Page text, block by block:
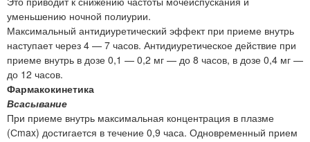
уменьшению ночной полиурии.
Максимальный антидиуретический эффект при приеме внутрь
наступает через 4 — 7 часов. Антидиуретическое действие при
приеме внутрь в дозе 0,1 — 0,2 мг — до 8 часов, в дозе 0,4 мг —
до 12 часов.
Фармакокинетика
Всасывание
При приеме внутрь максимальная концентрация в плазме
(Сmax) достигается в течение 0,9 часа. Одновременный прием